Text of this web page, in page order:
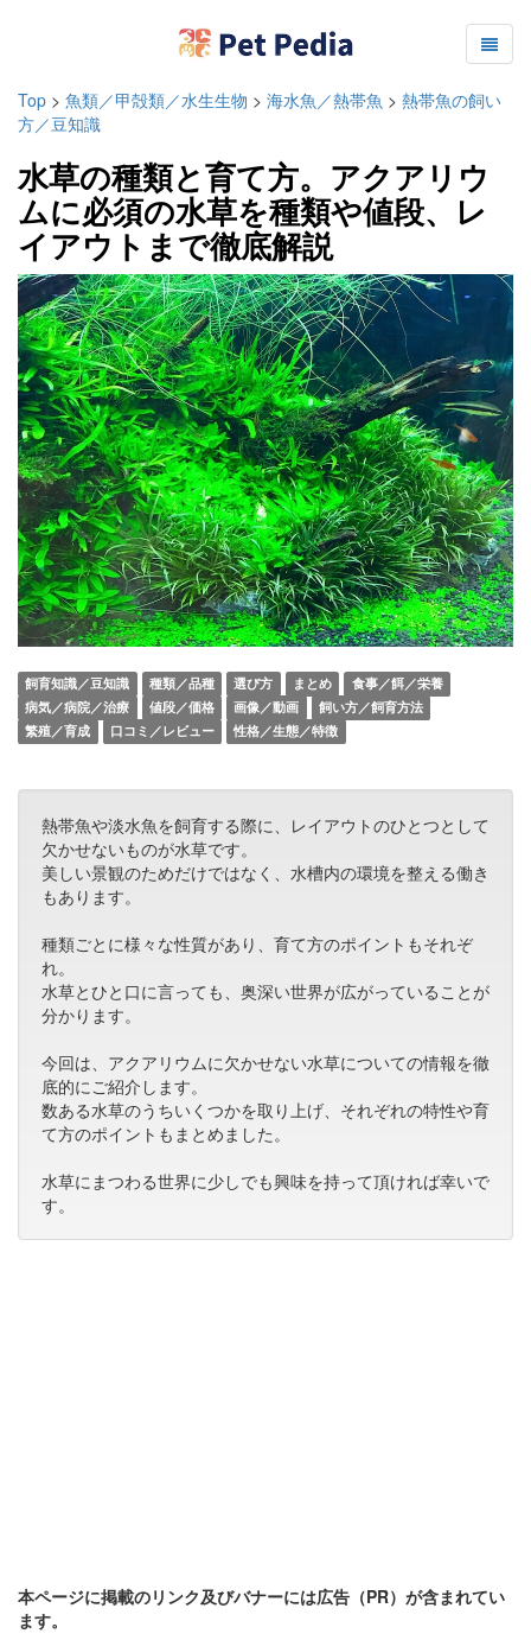
Top > 魚類／甲殻類／水生生物 > 海水魚／熱帯魚 > 熱帯魚の飼い
方／豆知識
水草の種類と育て方。アクアリウ
ムに必須の水草を種類や値段、レ
イアウトまで徹底解説
飼育知識／豆知識 種類／品種 選び方 まとめ
食事／餌／栄養
病気／病院／治療
値段／価格 画像／動画
飼い方／飼育方法
繁殖／育成
口コミ／レビュー 性格／生態／特徴
熱帯魚や淡水魚を飼育する際に、レイアウトのひとつとして
欠かせないものが水草です。
美しい景観のためだけではなく、水槽内の環境を整える働き
もあります。
種類ごとに様々な性質があり、育て方のポイントもそれぞ
れ。
水草とひと口に言っても、奥深い世界が広がっていることが
分かります。
今回は、アクアリウムに欠かせない水草についての情報を徹
底的にご紹介します。
数ある水草のうちいくつかを取り上げ、それぞれの特性や育
て方のポイントもまとめました。
水草にまつわる世界に少しでも興味を持って頂ければ幸いで
す。
本ページに掲載のリンク及びバナーには広告（PR）が含まれてい
ます。